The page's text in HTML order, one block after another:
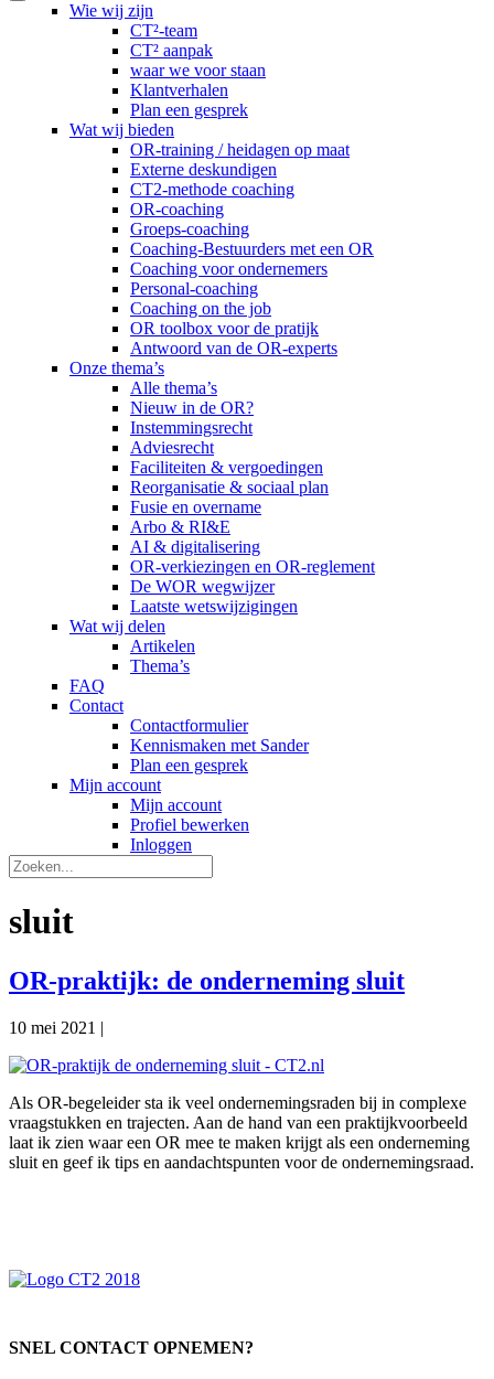
Wie wij zijn
CT²-team
CT² aanpak
waar we voor staan
Klantverhalen
Plan een gesprek
Wat wij bieden
OR-training / heidagen op maat
Externe deskundigen
CT2-methode coaching
OR-coaching
Groeps-coaching
Coaching-Bestuurders met een OR
Coaching voor ondernemers
Personal-coaching
Coaching on the job
OR toolbox voor de pratijk
Antwoord van de OR-experts
Onze thema’s
Alle thema’s
Nieuw in de OR?
Instemmingsrecht
Adviesrecht
Faciliteiten & vergoedingen
Reorganisatie & sociaal plan
Fusie en overname
Arbo & RI&E
AI & digitalisering
OR-verkiezingen en OR-reglement
De WOR wegwijzer
Laatste wetswijzigingen
Wat wij delen
Artikelen
Thema’s
FAQ
Contact
Contactformulier
Kennismaken met Sander
Plan een gesprek
Mijn account
Mijn account
Profiel bewerken
Inloggen
sluit
OR-praktijk: de onderneming sluit
10 mei 2021 |
Als OR-begeleider sta ik veel ondernemingsraden bij in complexe
vraagstukken en trajecten. Aan de hand van een praktijkvoorbeeld
laat ik zien waar een OR mee te maken krijgt als een onderneming
sluit en geef ik tips en aandachtspunten voor de ondernemingsraad.
SNEL CONTACT OPNEMEN?